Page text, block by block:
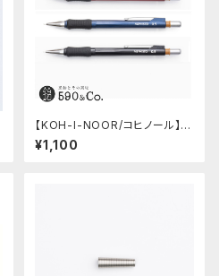
【KOH-I-NOOR/コヒノール】M
ephisto profi 5035シャープ
ペンシル(0.5mm)
¥1,100